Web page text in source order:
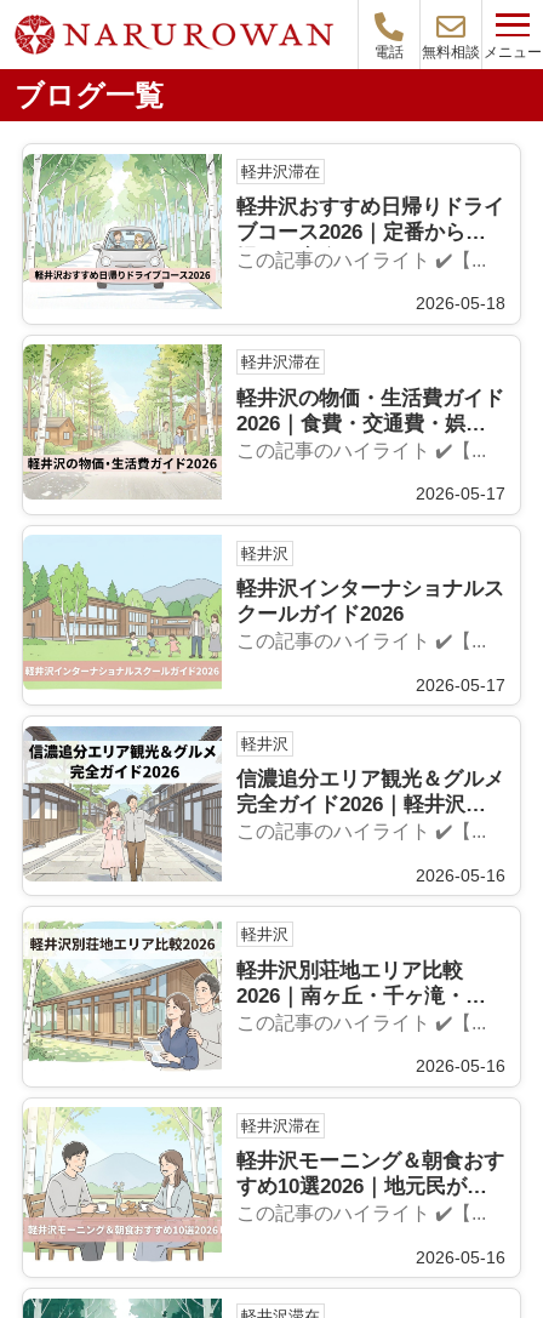
電話 無料相談 メニュー
ブログ一覧
軽井沢滞在
軽井沢おすすめ日帰りドライ
ブコース2026｜定番から穴
場まで完全ガイド
この記事のハイライト ✔️【...
2026-05-18
軽井沢滞在
軽井沢の物価・生活費ガイド
2026｜食費・交通費・娯楽
費を徹底解説
この記事のハイライト ✔️【...
2026-05-17
軽井沢
軽井沢インターナショナルス
クールガイド2026
この記事のハイライト ✔️【...
2026-05-17
軽井沢
信濃追分エリア観光＆グルメ
完全ガイド2026｜軽井沢周
辺の穴場を地元民が厳選
この記事のハイライト ✔️【...
2026-05-16
軽井沢
軽井沢別荘地エリア比較
2026｜南ヶ丘・千ヶ滝・追
分の特徴と選び方
この記事のハイライト ✔️【...
2026-05-16
軽井沢滞在
軽井沢モーニング＆朝食おす
すめ10選2026｜地元民が通
う穴場カフェ
この記事のハイライト ✔️【...
2026-05-16